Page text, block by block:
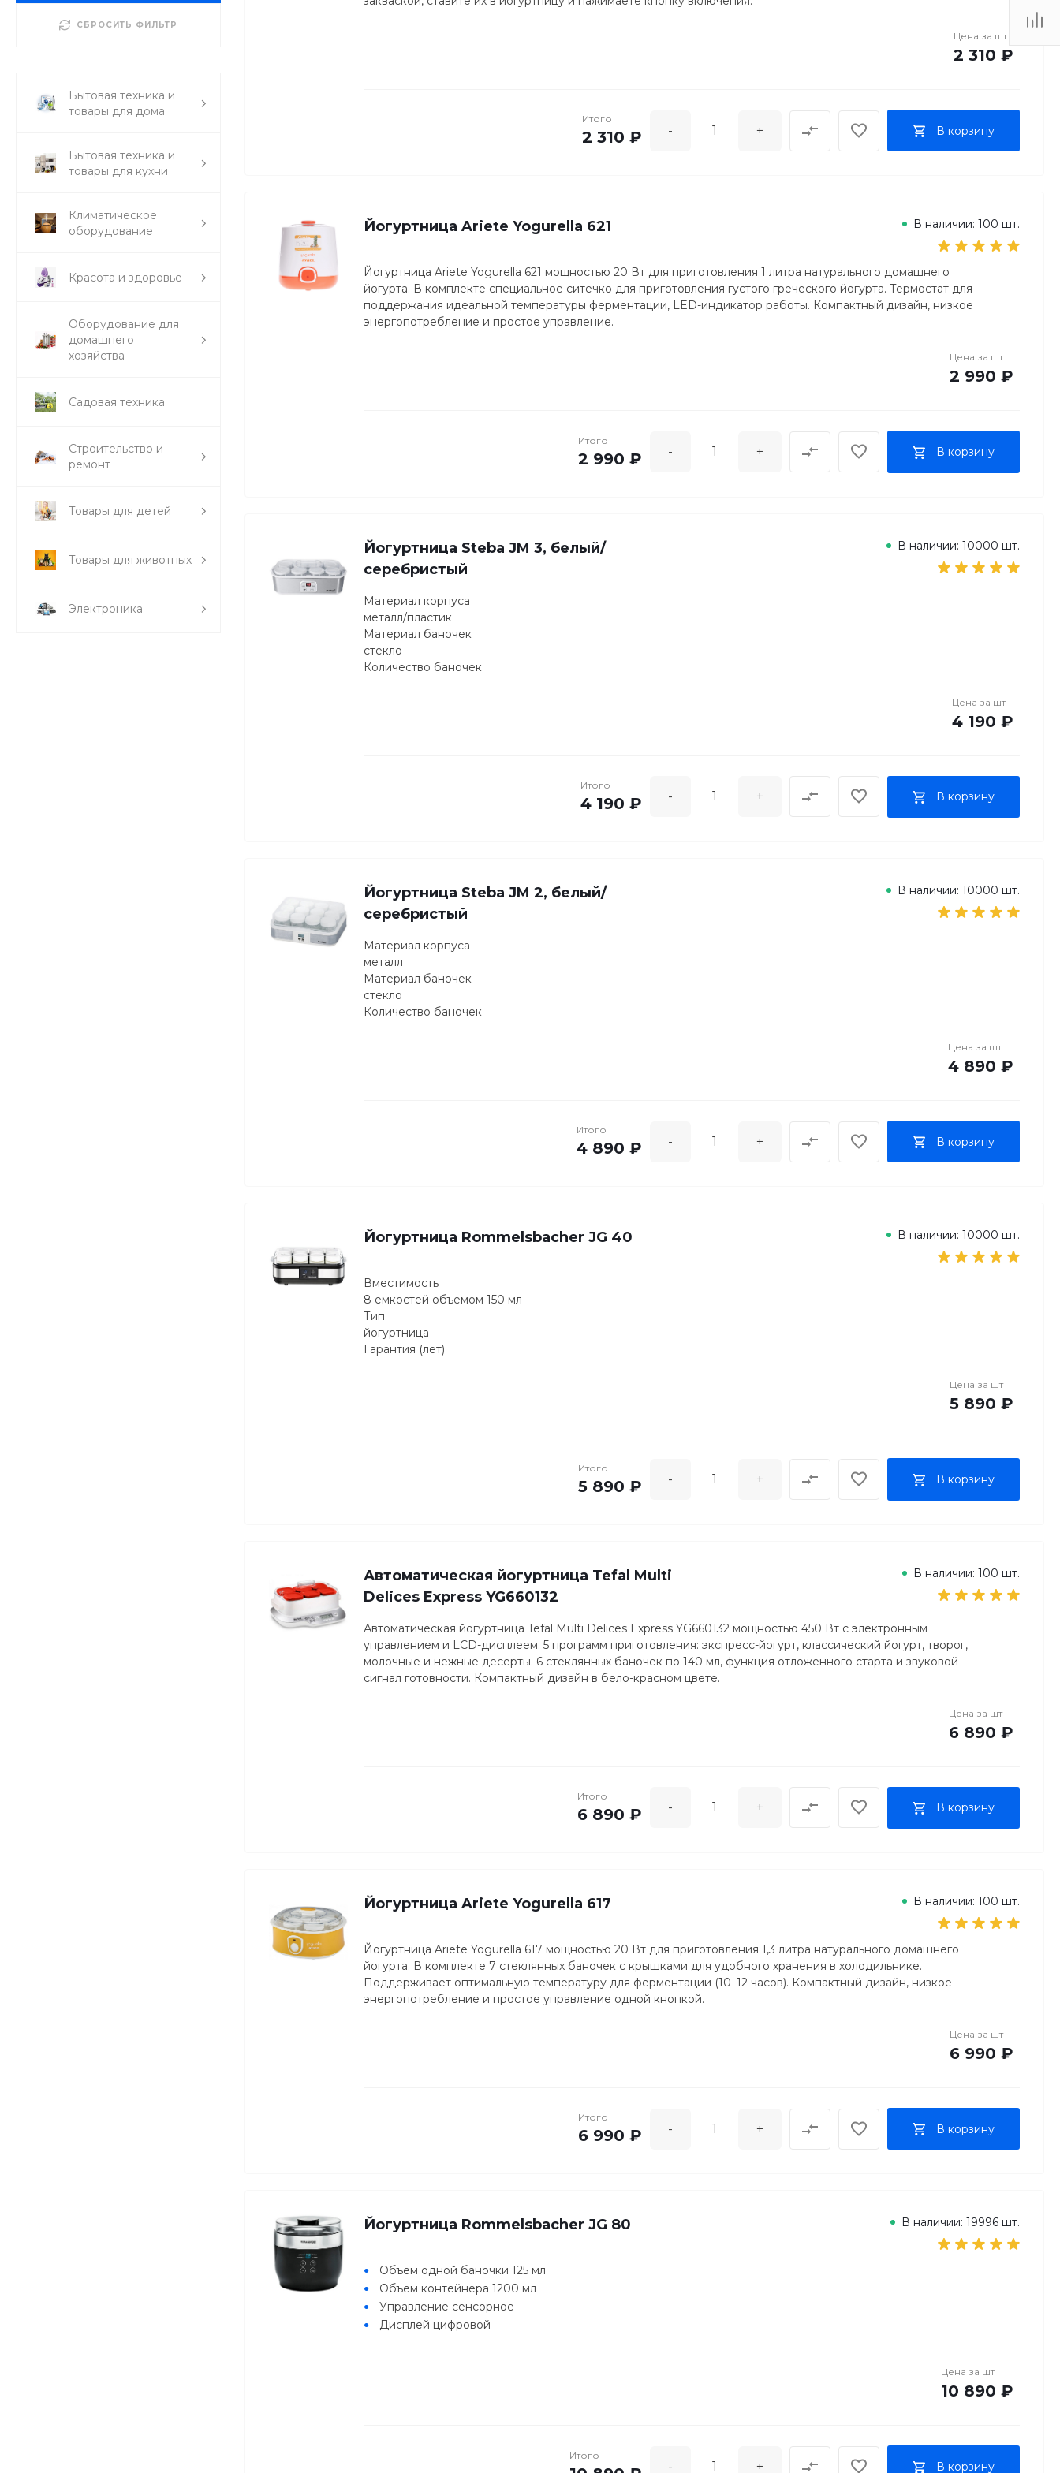
СБРОСИТЬ ФИЛЬТР
Бытовая техника и
товары для дома
Бытовая техника и
товары для кухни
Климатическое
оборудование
Красота и здоровье
Оборудование для
домашнего
хозяйства
Садовая техника
Строительство и
ремонт
Товары для детей
Товары для животных
Электроника
Цена за шт
2 310 ₽
Итого
2 310 ₽ - + В корзину
Йогуртница Ariete Yogurella 621 В наличии: 100 шт.
Йогуртница Ariete Yogurella 621 мощностью 20 Вт для приготовления 1 литра натурального домашнего
йогурта. В комплекте специальное ситечко для приготовления густого греческого йогурта. Термостат для
поддержания идеальной температуры ферментации, LED-индикатор работы. Компактный дизайн, низкое
энергопотребление и простое управление.
Цена за шт
2 990 ₽
Итого
2 990 ₽ - + В корзину
Йогуртница Steba JM 3, белый/
серебристый
В наличии: 10000 шт.
Материал корпуса
металл/пластик
Материал баночек
стекло
Количество баночек
Цена за шт
4 190 ₽
Итого
4 190 ₽ - + В корзину
Йогуртница Steba JM 2, белый/
серебристый
В наличии: 10000 шт.
Материал корпуса
металл
Материал баночек
стекло
Количество баночек
Цена за шт
4 890 ₽
Итого
4 890 ₽ - + В корзину
Йогуртница Rommelsbacher JG 40 В наличии: 10000 шт.
Вместимость
8 емкостей объемом 150 мл
Тип
йогуртница
Гарантия (лет)
Цена за шт
5 890 ₽
Итого
5 890 ₽ - + В корзину
Автоматическая йогуртница Tefal Multi
Delices Express YG660132
В наличии: 100 шт.
Автоматическая йогуртница Tefal Multi Delices Express YG660132 мощностью 450 Вт с электронным
управлением и LCD-дисплеем. 5 программ приготовления: экспресс-йогурт, классический йогурт, творог,
молочные и нежные десерты. 6 стеклянных баночек по 140 мл, функция отложенного старта и звуковой
сигнал готовности. Компактный дизайн в бело-красном цвете.
Цена за шт
6 890 ₽
Итого
6 890 ₽ - + В корзину
Йогуртница Ariete Yogurella 617 В наличии: 100 шт.
Йогуртница Ariete Yogurella 617 мощностью 20 Вт для приготовления 1,3 литра натурального домашнего
йогурта. В комплекте 7 стеклянных баночек с крышками для удобного хранения в холодильнике.
Поддерживает оптимальную температуру для ферментации (10–12 часов). Компактный дизайн, низкое
энергопотребление и простое управление одной кнопкой.
Цена за шт
6 990 ₽
Итого
6 990 ₽ - + В корзину
Йогуртница Rommelsbacher JG 80 В наличии: 19996 шт.
Объем одной баночки 125 мл
Объем контейнера 1200 мл
Управление сенсорное
Дисплей цифровой
Цена за шт
10 890 ₽
Итого
- + В корзину